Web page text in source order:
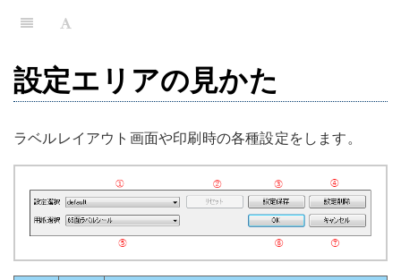
設定エリアの見かた
ラベルレイアウト画面や印刷時の各種設定をします。